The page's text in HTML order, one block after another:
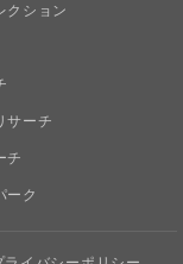
クション
サーチ
チ
ーク